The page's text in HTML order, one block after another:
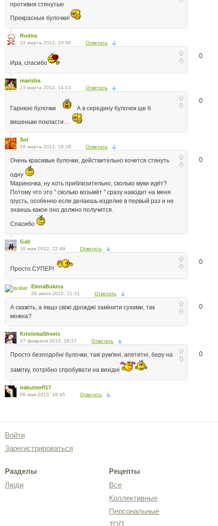
противня стянутью
Прекрасные булочки!
Rodira
22 марта 2012, 20:50 Ответить
0
Ира, спасибо
marisha
23 марта 2012, 14:13 Ответить
0
Гарнюні булочки
А в середину булочок ще б
вишеньки покласти…
Sol
28 марта 2012, 18:18 Ответить
0
Очень красивые булочки, действительно хочется стянуть
одну
Мариночка, ну хоть приблизительно, сколько муки идёт?
Потому что это " сколько возьмёт " сразу наводит на меня
грусть, особенно если делаешь изделие в первый раз и не
знаешь какое оно должно получится.
Спасибо
Gali
10 мая 2012, 22:49 Ответить
0
Просто СУПЕР!
ElenaBukina
26 июля 2012, 21:31 Ответить
0
А скажіть, а якщо свіжі дрожджі замінити сухими, так
можна?
KristinkaShvets
07 февраля 2015, 18:27 Ответить
0
Просто безподобні булочки, такі рум'яні, апетитні, беру на
замітку, потрібно спробувати на вихідні
irabutterfl17
06 мая 2015, 18:45 Ответить
Войти
Зарегистрироваться
Разделы
Люди
Рецепты
Все
Коллективные
Персональные